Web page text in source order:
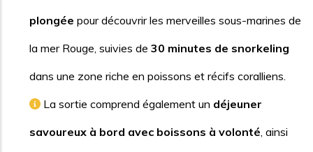
plongée pour découvrir les merveilles sous-marines de
la mer Rouge, suivies de 30 minutes de snorkeling
dans une zone riche en poissons et récifs coralliens.
La sortie comprend également un déjeuner
savoureux à bord avec boissons à volonté, ainsi